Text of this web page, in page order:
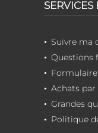
Suivre ma
Questions
Achats par
Grandes
Politique